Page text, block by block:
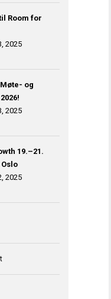
Room for
2025
og
2025
19.–21.
2025